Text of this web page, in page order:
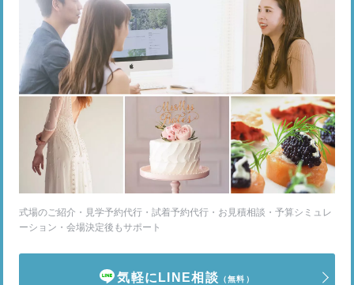
式場のご紹介・見学予約代行・試着予約代行・お見積相談・予算シミュレ
ーション・会場決定後もサポート
気軽にLINE相談 （無料）